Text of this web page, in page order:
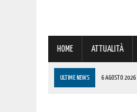
HOME ATTUALITÀ
ULTIME NEWS 6 AGOSTO 2026